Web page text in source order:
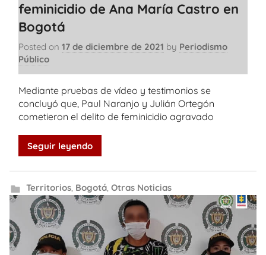
feminicidio de Ana María Castro en
Bogotá
Posted on 17 de diciembre de 2021 by Periodismo
Público
Mediante pruebas de vídeo y testimonios se
concluyó que, Paul Naranjo y Julián Ortegón
cometieron el delito de feminicidio agravado
Seguir leyendo
Territorios, Bogotá, Otras Noticias